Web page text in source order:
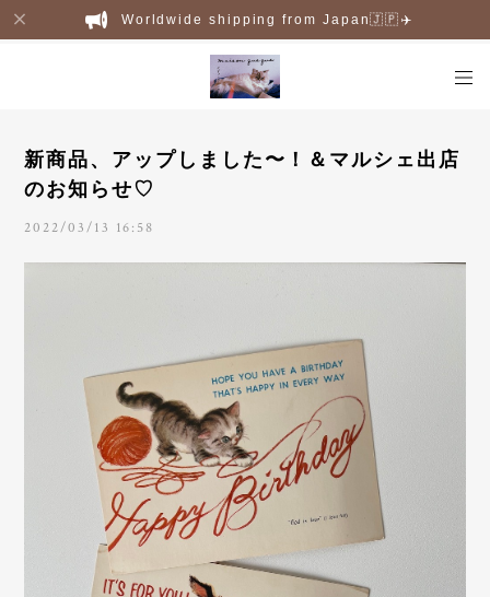
Worldwide shipping from Japan🇯🇵✈️
新商品、アップしました〜！＆マルシェ出店
のお知らせ♡
2022/03/13 16:58